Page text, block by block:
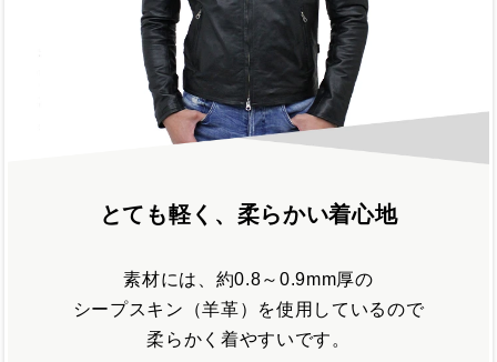
とても軽く、柔らかい着心地
素材には、約0.8～0.9mm厚の
シープスキン（羊革）を使用しているので
柔らかく着やすいです。